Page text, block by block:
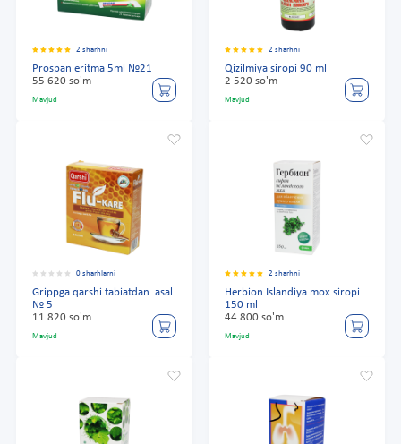
2 sharhni
Prospan eritma 5ml №21
55 620 so'm
Mavjud
2 sharhni
Qizilmiya siropi 90 ml
2 520 so'm
Mavjud
0 sharhlarni
Grippga qarshi tabiatdan. asal
№ 5
11 820 so'm
Mavjud
2 sharhni
Herbion Islandiya mox siropi
150 ml
44 800 so'm
Mavjud